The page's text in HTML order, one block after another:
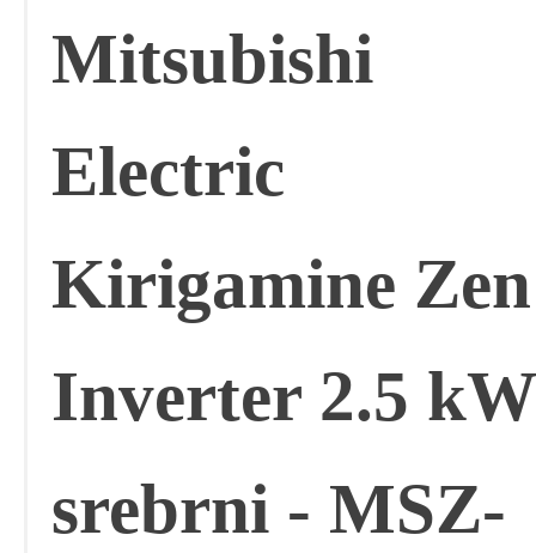
Mitsubishi
Electric
Kirigamine Zen
Inverter 2.5 kW
srebrni - MSZ-